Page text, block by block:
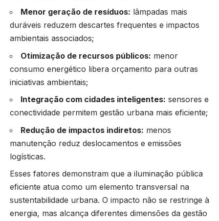
Menor geração de resíduos: lâmpadas mais
duráveis reduzem descartes frequentes e impactos
ambientais associados;
Otimização de recursos públicos: menor
consumo energético libera orçamento para outras
iniciativas ambientais;
Integração com cidades inteligentes: sensores e
conectividade permitem gestão urbana mais eficiente;
Redução de impactos indiretos: menos
manutenção reduz deslocamentos e emissões
logísticas.
Esses fatores demonstram que a iluminação pública
eficiente atua como um elemento transversal na
sustentabilidade urbana. O impacto não se restringe à
energia, mas alcança diferentes dimensões da gestão